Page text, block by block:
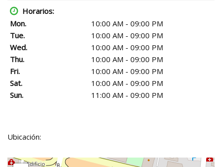
Horarios:
Mon.
10:00 AM - 09:00 PM
Tue.
10:00 AM - 09:00 PM
Wed.
10:00 AM - 09:00 PM
Thu.
10:00 AM - 09:00 PM
Fri.
10:00 AM - 09:00 PM
Sat.
10:00 AM - 09:00 PM
Sun.
11:00 AM - 09:00 PM
Ubicación: